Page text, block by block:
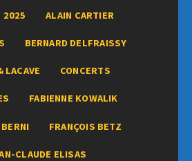
2025 ALAIN CARTIER
BERNARD DELFRAISSY
LACAVE CONCERTS
FABIENNE KOWALIK
FRANÇOIS BETZ
CLAUDE ELISAS